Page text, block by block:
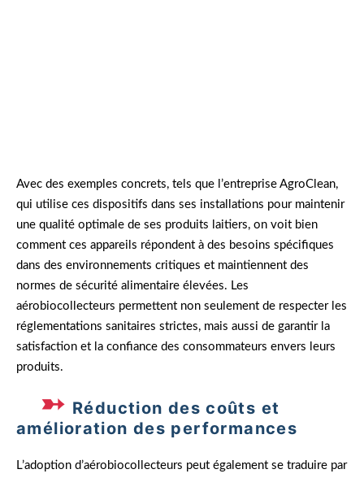
Avec des exemples concrets, tels que l’entreprise AgroClean,
qui utilise ces dispositifs dans ses installations pour maintenir
une qualité optimale de ses produits laitiers, on voit bien
comment ces appareils répondent à des besoins spécifiques
dans des environnements critiques et maintiennent des
normes de sécurité alimentaire élevées. Les
aérobiocollecteurs permettent non seulement de respecter les
réglementations sanitaires strictes, mais aussi de garantir la
satisfaction et la confiance des consommateurs envers leurs
produits.
Réduction des coûts et
amélioration des performances
L’adoption d’aérobiocollecteurs peut également se traduire par